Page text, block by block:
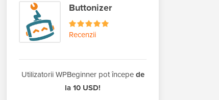
Buttonizer
Recenzii
Utilizatorii WPBeginner pot începede
la 10 USD!